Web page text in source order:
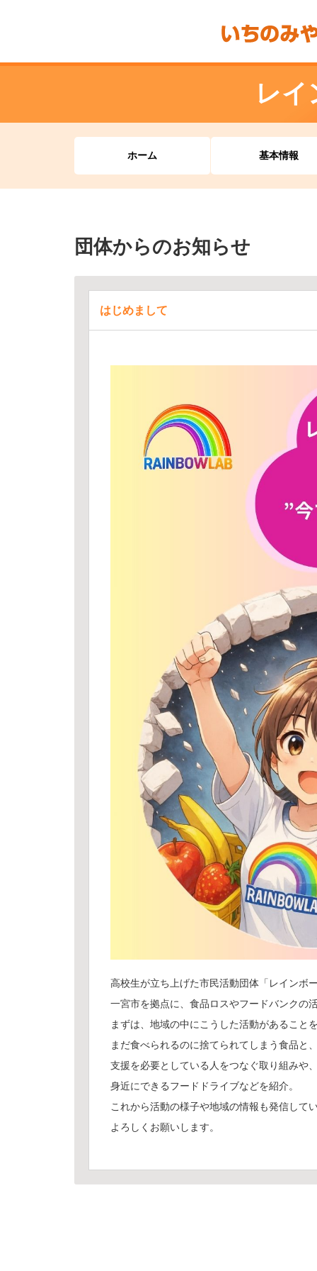
レイ
ホーム 基本情報
団体からのお知らせ
はじめまして
高校生が立ち上げた市民活動団体「レインボ
一宮市を拠点に、食品ロスやフードバンクの
まずは、地域の中にこうした活動があること
まだ食べられるのに捨てられてしまう食品と
支援を必要としている人をつなぐ取り組みや
身近にできるフードドライブなどを紹介。
これから活動の様子や地域の情報も発信して
よろしくお願いします。